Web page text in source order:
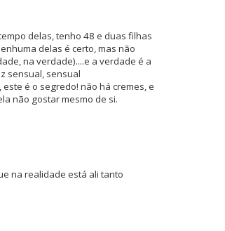
delas, tenho 48 e duas filhas
delas é certo, mas não
na verdade)....e a verdade é a
sensual, sensual
é o segredo! não há cremes, e
não gostar mesmo de si.
na realidade está ali tanto